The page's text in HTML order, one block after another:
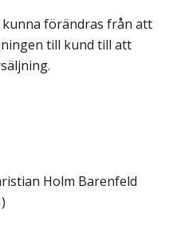
förändras från att
till kund till att
Holm Barenfeld